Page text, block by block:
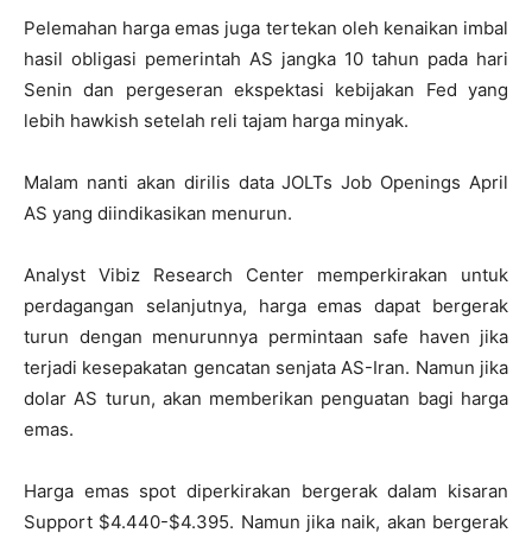
Pelemahan harga emas juga tertekan oleh kenaikan imbal
hasil obligasi pemerintah AS jangka 10 tahun pada hari
Senin dan pergeseran ekspektasi kebijakan Fed yang
lebih hawkish setelah reli tajam harga minyak.
Malam nanti akan dirilis data JOLTs Job Openings April
AS yang diindikasikan menurun.
Analyst Vibiz Research Center memperkirakan untuk
perdagangan selanjutnya, harga emas dapat bergerak
turun dengan menurunnya permintaan safe haven jika
terjadi kesepakatan gencatan senjata AS-Iran. Namun jika
dolar AS turun, akan memberikan penguatan bagi harga
emas.
Harga emas spot diperkirakan bergerak dalam kisaran
Support $4.440-$4.395. Namun jika naik, akan bergerak